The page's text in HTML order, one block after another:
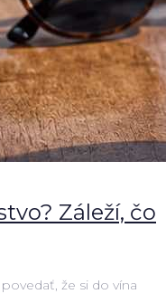
Záleží, čo
že si do vína